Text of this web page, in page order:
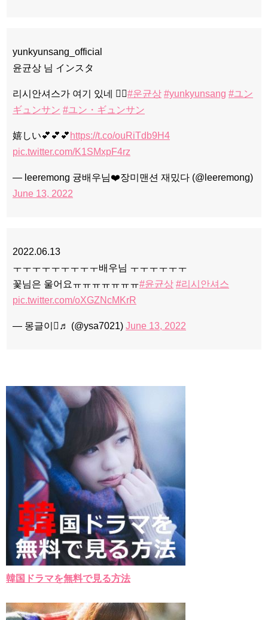
yunkyunsang_official
윤균상 님 インスタ
리시안셔스가 여기 있네 👉🏻#운균상 #yunkyunsang #ユン
ギュンサン #ユン・ギュンサン
嬉しい💕💕💕 https://t.co/ouRiTdb9H4
pic.twitter.com/K1SMxpF4rz
— leeremong 귱배우님❤️장미맨션 재밌다 (@leeremong)
June 13, 2022
2022.06.13
ㅜㅜㅜㅜㅜㅜㅜㅜㅜ배우님 ㅜㅜㅜㅜㅜㅜ
꽃님은 울어요ㅠㅠㅠㅠㅠㅠㅠ#윤균상 #리시안셔스
pic.twitter.com/oXGZNcMKrR
— 몽글이♬ (@ysa7021) June 13, 2022
韓国ドラマを無料で見る方法